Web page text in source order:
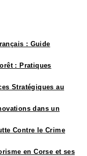
: Guide
: Pratiques
Stratégiques au
dans un
Contre le Crime
en Corse et ses